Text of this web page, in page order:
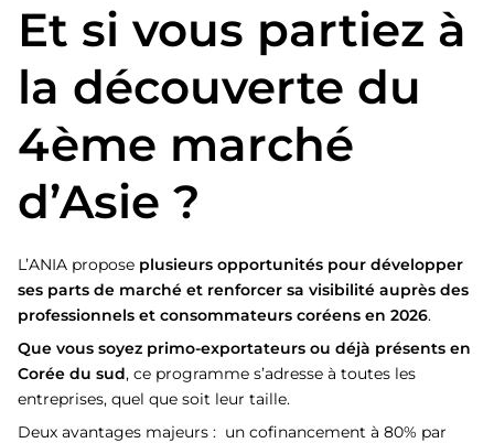
Et si vous partiez à
la découverte du
4ème marché
d’Asie ?
L’ANIA propose plusieurs opportunités pour développer
ses parts de marché et renforcer sa visibilité auprès des
professionnels et consommateurs coréens en 2026.
Que vous soyez primo-exportateurs ou déjà présents en
Corée du sud, ce programme s’adresse à toutes les
entreprises, quel que soit leur taille.
Deux avantages majeurs : un cofinancement à 80% par